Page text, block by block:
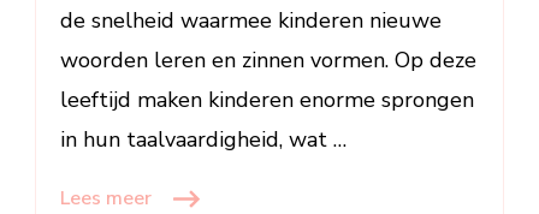
de snelheid waarmee kinderen nieuwe
woorden leren en zinnen vormen. Op deze
leeftijd maken kinderen enorme sprongen
in hun taalvaardigheid, wat …
Lees meer